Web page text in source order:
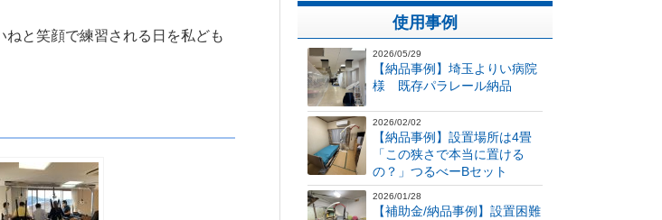
と笑顔で練習される日を私ども
使用事例
2026/05/29
【納品事例】埼玉よりい病院
様 既存パラレール納品
2026/02/02
【納品事例】設置場所は4畳
「この狭さで本当に置ける
の？」つるべーBセット
2026/01/28
【補助金/納品事例】設置困難